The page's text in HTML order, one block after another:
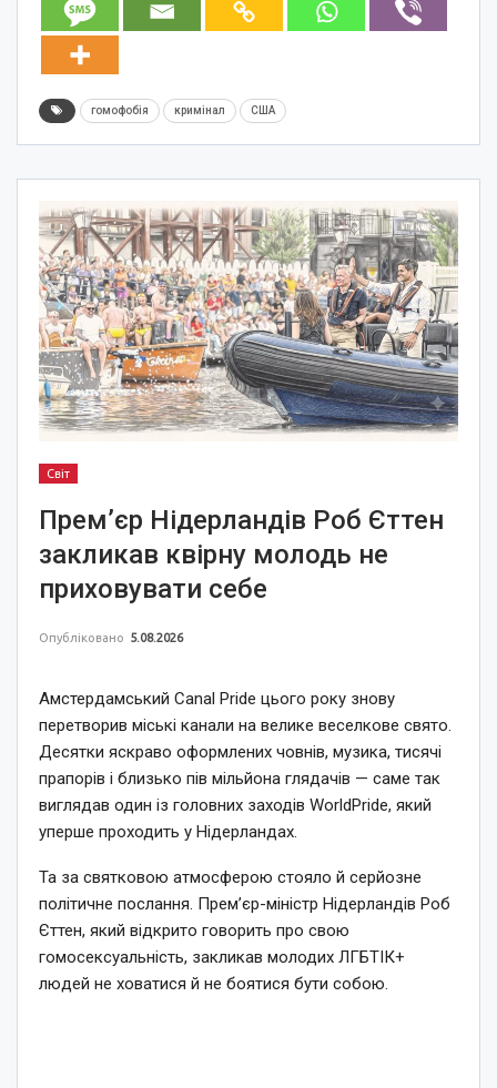
гомофобія кримінал США
Світ
Прем’єр Нідерландів Роб Єттен
закликав квірну молодь не
приховувати себе
Опубліковано 5.08.2026
Амстердамський Canal Pride цього року знову
перетворив міські канали на велике веселкове свято.
Десятки яскраво оформлених човнів, музика, тисячі
прапорів і близько пів мільйона глядачів — саме так
виглядав один із головних заходів WorldPride, який
уперше проходить у Нідерландах.
Та за святковою атмосферою стояло й серйозне
політичне послання. Прем’єр-міністр Нідерландів Роб
Єттен, який відкрито говорить про свою
гомосексуальність, закликав молодих ЛГБТІК+
людей не ховатися й не боятися бути собою.